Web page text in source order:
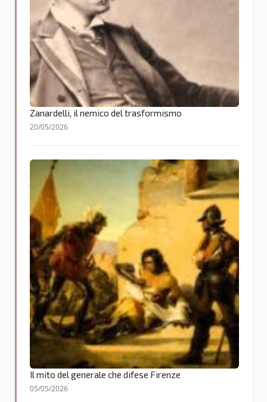
Zanardelli, il nemico del trasformismo
20/05/2026
Il mito del generale che difese Firenze
05/05/2026